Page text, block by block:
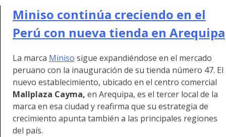
Miniso continúa creciendo en el
Perú con nueva tienda en Arequipa
La marca Miniso sigue expandiéndose en el mercado
peruano con la inauguración de su tienda número 47. El
nuevo establecimiento, ubicado en el centro comercial
Mallplaza Cayma, en Arequipa, es el tercer local de la
marca en esa ciudad y reafirma que su estrategia de
crecimiento apunta también a las principales regiones
del país.